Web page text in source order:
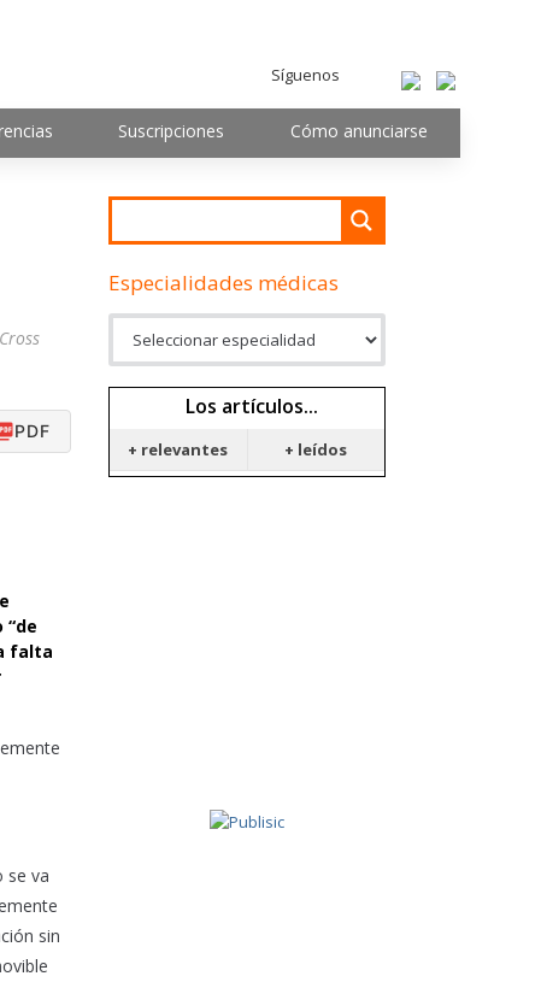
Síguenos
Suscripciones Cómo anunciarse
PDF
falta
se va
sin
Especialidades médicas
Los artículos...
+ relevantes + leídos